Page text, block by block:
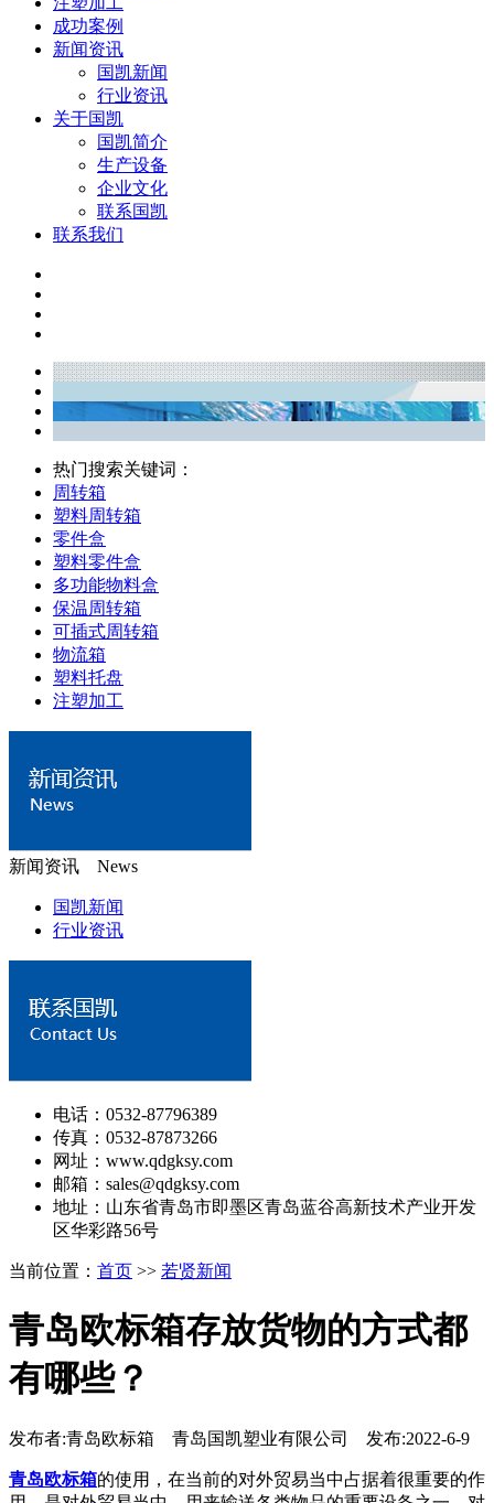
成功案例
新闻资讯
国凯新闻
行业资讯
关于国凯
国凯简介
生产设备
企业文化
联系国凯
联系我们
热门搜索关键词：
周转箱
塑料周转箱
零件盒
塑料零件盒
多功能物料盒
保温周转箱
可插式周转箱
物流箱
塑料托盘
注塑加工
新闻资讯 News
国凯新闻
行业资讯
电话：0532-87796389
传真：0532-87873266
网址：www.qdgksy.com
邮箱：sales@qdgksy.com
地址：山东省青岛市即墨区青岛蓝谷高新技术产业开发
区华彩路56号
当前位置： 首页 >> 若贤新闻
青岛欧标箱存放货物的方式都
有哪些？
发布者:青岛欧标箱 青岛国凯塑业有限公司 发布:2022-6-9
青岛欧标箱的使用，在当前的对外贸易当中占据着很重要的作